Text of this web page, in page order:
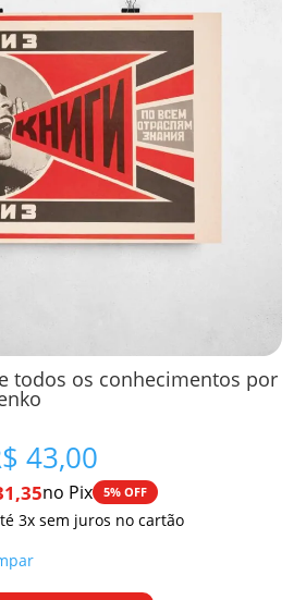
todos os conhecimentos por
43,00
de
preço:
R$ 33,00
no Pix 5% OFF
3x sem juros no cartão